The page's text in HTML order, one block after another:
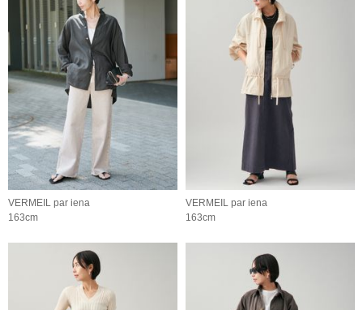
VERMEIL par iena
163cm
VERMEIL par iena
163cm